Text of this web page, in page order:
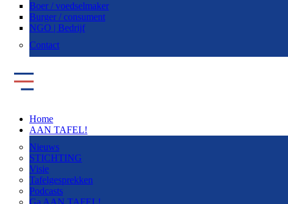
Boer / voedselmaker
Burger / consument
NGO | Bedrijf
Contact
Home
AAN TAFEL!
Nieuws
STICHTING
Visie
Tafelgesprekken
Podcasts
Ga AAN TAFEL!